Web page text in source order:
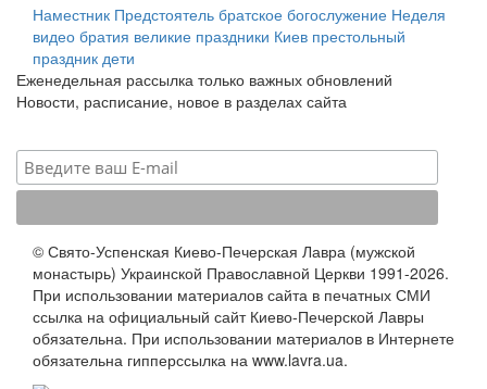
Наместник Предстоятель братское богослужение Неделя
видео братия великие праздники Киев престольный
праздник дети
Еженедельная рассылка только важных обновлений
Новости, расписание, новое в разделах сайта
© Свято-Успенская Киево-Печерская Лавра (мужской
монастырь) Украинской Православной Церкви 1991-2026.
При использовании материалов сайта в печатных СМИ
ссылка на официальный сайт Киево-Печерской Лавры
обязательна. При использовании материалов в Интернете
обязательна гипперссылка на www.lavra.ua.